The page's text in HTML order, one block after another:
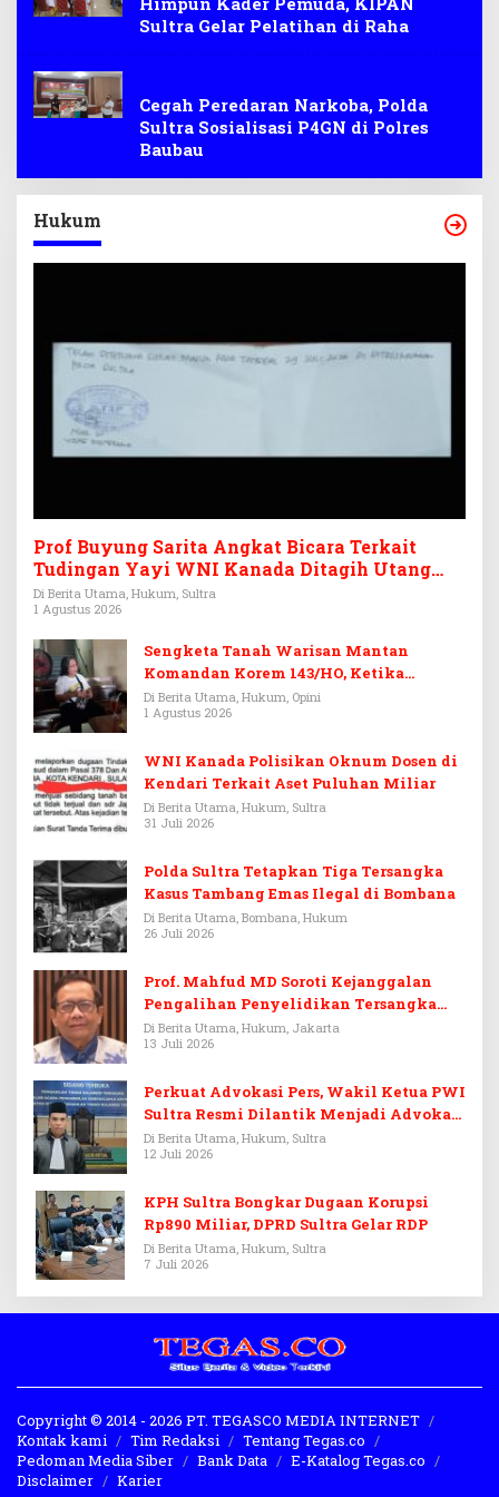
Sultra Gelar Pelatihan di Raha
Cegah Peredaran Narkoba, Polda
Sultra Sosialisasi P4GN di Polres
Baubau
Hukum
Prof Buyung Sarita Angkat Bicara Terkait
Tudingan Yayi WNI Kanada Ditagih Utang
Rp3,6 Miliar
Di Berita Utama, Hukum, Sultra
1 Agustus 2026
Sengketa Tanah Warisan Mantan
Komandan Korem 143/HO, Ketika
Warisan Menjadi Arena Pemerasan
Di Berita Utama, Hukum, Opini
1 Agustus 2026
WNI Kanada Polisikan Oknum Dosen di
Kendari Terkait Aset Puluhan Miliar
Di Berita Utama, Hukum, Sultra
31 Juli 2026
Polda Sultra Tetapkan Tiga Tersangka
Kasus Tambang Emas Ilegal di Bombana
Di Berita Utama, Bombana, Hukum
26 Juli 2026
Prof. Mahfud MD Soroti Kejanggalan
Pengalihan Penyelidikan Tersangka
Febrie Adriansyah
Di Berita Utama, Hukum, Jakarta
13 Juli 2026
Perkuat Advokasi Pers, Wakil Ketua PWI
Sultra Resmi Dilantik Menjadi Advokat
PERADI
Di Berita Utama, Hukum, Sultra
12 Juli 2026
KPH Sultra Bongkar Dugaan Korupsi
Rp890 Miliar, DPRD Sultra Gelar RDP
Di Berita Utama, Hukum, Sultra
7 Juli 2026
Copyright © 2014 - 2026 PT. TEGASCO MEDIA INTERNET
Kontak kami
Tim Redaksi
Tentang Tegas.co
Pedoman Media Siber
Bank Data
E-Katalog Tegas.co
Disclaimer
Karier